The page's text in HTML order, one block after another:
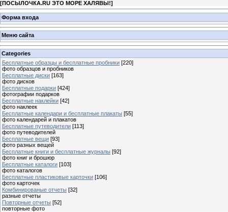
[ПОСЫЛОЧКА.RU ЭТО МОРЕ ХАЛЯВЫ!]
Форма входа
Меню сайта
Categories
Бесплатные образцы и бесплатные пробники [220]
фото образцов и пробников
Бесплатные диски [163]
фото дисков
Бесплатные подарки [424]
фотографии подарков
Бесплатные наклейки [42]
фото наклеек
Бесплатные календари и бесплатные плакаты [55]
фото календарей и плакатов
Бесплатные путеводители [113]
фото путеводителей
Бесплатные вещи [93]
фото разных вещей
Бесплатные книги и бесплатные журналы [92]
фото книг и брошюр
Бесплатные каталоги [103]
фото каталогов
Бесплатные пластиковые карточки [106]
фото карточек
Комбинированые отчеты [32]
разные отчеты
Повторные отчеты [52]
повторные фото